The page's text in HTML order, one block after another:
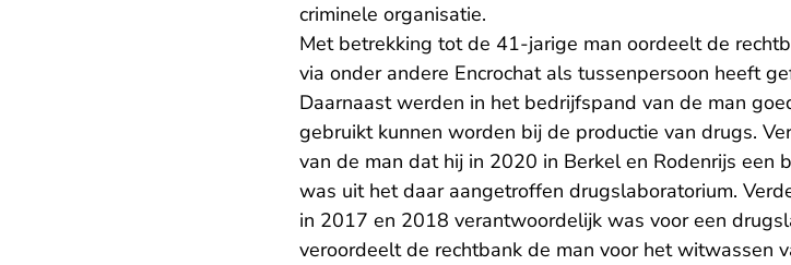
criminele organisatie.
Met betrekking tot de 41-jarige man oordeelt de
via onder andere Encrochat als tussenpersoon heeft
Daarnaast werden in het bedrijfspand van de man
gebruikt kunnen worden bij de productie van drugs.
van de man dat hij in 2020 in Berkel en Rodenrijs een
was uit het daar aangetroffen drugslaboratorium.
in 2017 en 2018 verantwoordelijk was voor een
veroordeelt de rechtbank de man voor het witwassen